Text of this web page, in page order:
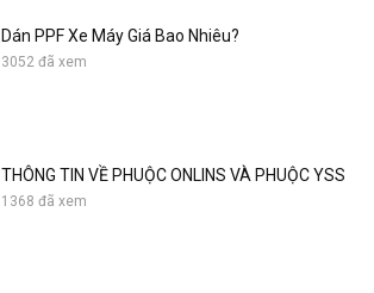
Dán PPF Xe Máy Giá Bao Nhiêu?
3052 đã xem
THÔNG TIN VỀ PHUỘC ONLINS VÀ PHUỘC YSS
1368 đã xem